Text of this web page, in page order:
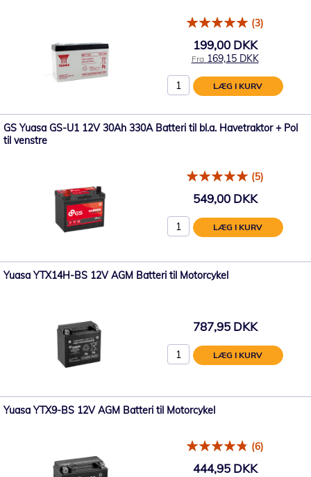
(3)
199,00 DKK
Fra 169,15 DKK
LÆG I KURV
GS Yuasa GS-U1 12V 30Ah 330A Batteri til bl.a. Havetraktor + Pol
til venstre
(5)
549,00 DKK
LÆG I KURV
Yuasa YTX14H-BS 12V AGM Batteri til Motorcykel
787,95 DKK
LÆG I KURV
Yuasa YTX9-BS 12V AGM Batteri til Motorcykel
(6)
444,95 DKK